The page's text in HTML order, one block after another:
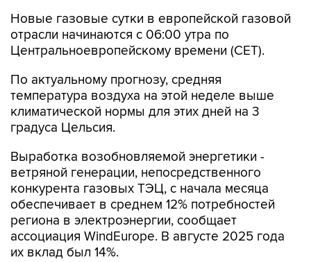
Новые газовые сутки в европейской газовой
отрасли начинаются c 06:00 утра по
Центральноевропейскому времени (CET).
По актуальному прогнозу, средняя
температура воздуха на этой неделе выше
климатической нормы для этих дней на 3
градуса Цельсия.
Выработка возобновляемой энергетики -
ветряной генерации, непосредственного
конкурента газовых ТЭЦ, с начала месяца
обеспечивает в среднем 12% потребностей
региона в электроэнергии, сообщает
ассоциация WindEurope. В августе 2025 года
их вклад был 14%.